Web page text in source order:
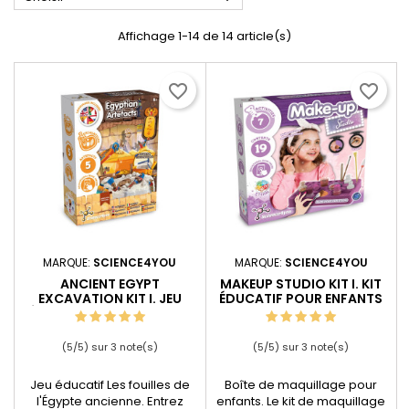
Affichage 1-14 de 14 article(s)
MARQUE: SCIENCE4YOU
ANCIENT EGYPT
EXCAVATION KIT I. JEU
ÉDUCATIF POUR ENFANTS
(5/5) sur3 note(s)
Jeu éducatif Les fouilles de
l'Égypte ancienne. Entrez
favorite_border
MARQUE: SCIENCE4YOU
MAKEUP STUDIO KIT I. KIT
ÉDUCATIF POUR ENFANTS
(5/5) sur3 note(s)
Boîte de maquillage pour
enfants. Le kit de maquillage
favorite_border